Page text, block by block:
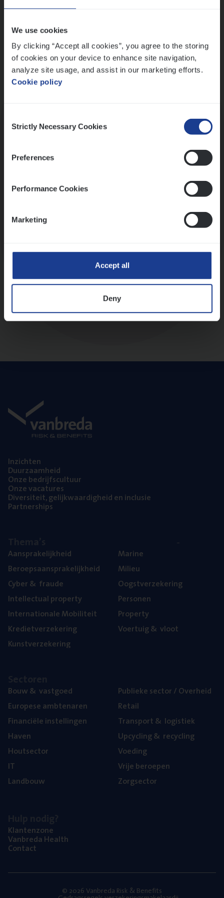
We use cookies
By clicking “Accept all cookies”, you agree to the storing
of cookies on your device to enhance site navigation,
analyze site usage, and assist in our marketing efforts.
Cookie policy
Selection
Strictly Necessary Cookies
Preferences
Performance Cookies
Marketing
Accept all
Deny
Inzich­ten
Duur­zaam­heid
Onze bedrijfs­cul­tuur
Onze vaca­tu­res
Diver­si­teit, gelijk­waar­dig­heid en inclusie
Part­ner­ships
Aan­spra­ke­lijk­heid
Beroeps­aan­spra­ke­lijk­heid
Cyber& fraude
Intel­lec­tu­al property
Inter­na­ti­o­na­le Mobiliteit
Kre­diet­ver­ze­ke­ring
Kunst­ver­ze­ke­ring
Mari­ne
Mili­eu
Oogst­ver­ze­ke­ring
Per­so­nen
Pro­per­ty
Voer­tuig& vloot
Bouw& vastgoed
Euro­pe­se ambtenaren
Finan­ci­ë­le instellingen
Haven
Hout­sec­tor
IT
Land­bouw
Publie­ke sec­tor / Overheid
Retail
Trans­port& logistiek
Upcy­cling& recycling
Voe­ding
Vrije beroe­pen
Zorg­sec­tor
Klan­ten­zo­ne
Van­b­re­da Health
Con­tact
© 2026 Vanbreda Risk & Benefits